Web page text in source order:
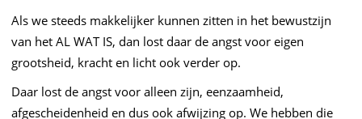
Als we steeds makkelijker kunnen zitten in het bewustzijn
van het AL WAT IS, dan lost daar de angst voor eigen
grootsheid, kracht en licht ook verder op.
Daar lost de angst voor alleen zijn, eenzaamheid,
afgescheidenheid en dus ook afwijzing op. We hebben die